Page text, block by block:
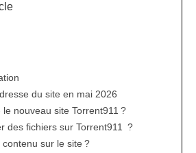
du site en mai 2026
nouveau site Torrent911 ?
des fichiers sur Torrent911 ?
sur le site ?